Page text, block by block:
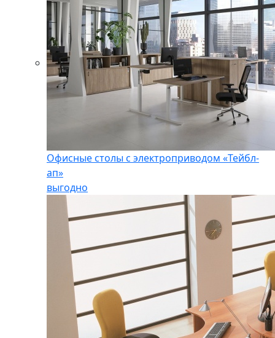
Офисные столы с электроприводом «Тейбл-
ап»
выгодно